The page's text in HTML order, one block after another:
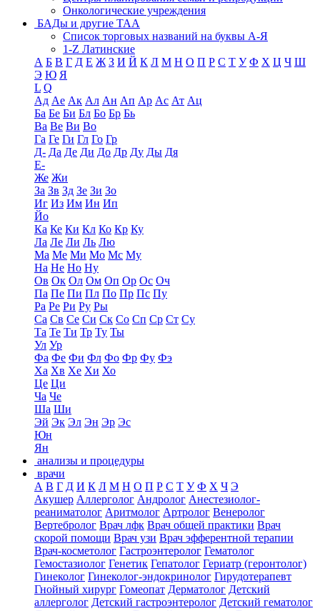
Онкологические учреждения
БАДы и другие ТАА
Список торговых названий на буквы А-Я
1-Z Латинские
А Б В Г Д Е Ж З И Й К Л М Н О П Р С Т У Ф Х Ц Ч Ш
Э Ю Я
L Q
Ад Ае Ак Ал Ан Ап Ар Ас Ат Ац
Ба Бе Би Бл Бо Бр Бь
Ва Ве Ви Во
Га Ге Ги Гл Го Гр
Д- Да Де Ди До Др Ду Ды Дя
Е-
Же Жи
За Зв Зд Зе Зи Зо
Иг Из Им Ин Ип
Йо
Ка Ке Ки Кл Ко Кр Ку
Ла Ле Ли Ль Лю
Ма Ме Ми Мо Мс Му
На Не Но Ну
Ов Ок Ол Ом Оп Ор Ос Оч
Па Пе Пи Пл По Пр Пс Пу
Ра Ре Ри Ру Ры
Са Св Се Си Ск Со Сп Ср Ст Су
Та Те Ти Тр Ту Ты
Ул Ур
Фа Фе Фи Фл Фо Фр Фу Фэ
Ха Хв Хе Хи Хо
Це Ци
Ча Че
Ша Ши
Эй Эк Эл Эн Эр Эс
Юн
Ян
анализы и процедуры
врачи
А В Г Д И К Л М Н О П Р С Т У Ф Х Ч Э
Акушер Аллерголог Андролог Анестезиолог-
реаниматолог Аритмолог Артролог Венеролог
Вертебролог Врач лфк Врач общей практики Врач
скорой помощи Врач узи Врач эфферентной терапии
Врач-косметолог Гастроэнтеролог Гематолог
Гемостазиолог Генетик Гепатолог Гериатр (геронтолог)
Гинеколог Гинеколог-эндокринолог Гирудотерапевт
Гнойный хирург Гомеопат Дерматолог Детский
аллерголог Детский гастроэнтеролог Детский гематолог